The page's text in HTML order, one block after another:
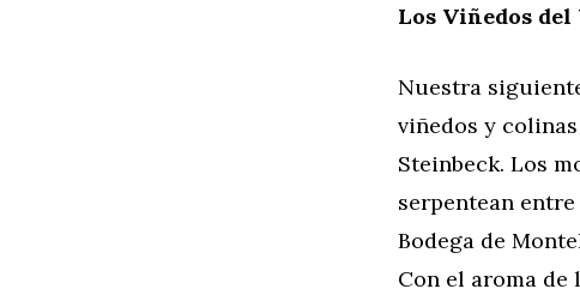
Los Viñedos
Nuestra
viñedos y
Steinbeck. Los
serpentean
Bodega de
Con el aroma de